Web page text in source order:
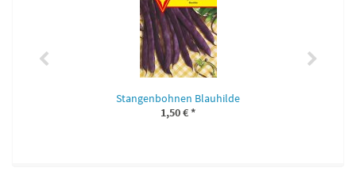
Stangenbohnen Blauhilde
1,50 €*